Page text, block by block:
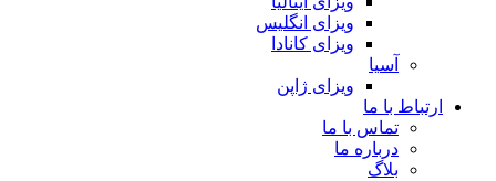
ویزای انگلیس
ویزای کانادا
آسیا
ویزای ژاپن
ارتباط با ما
تماس با ما
درباره ما
بلاگ